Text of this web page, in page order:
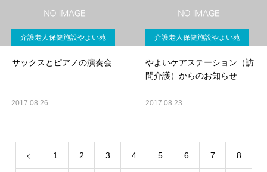
介護老人保健施設やよい苑
サックスとピアノの演奏会
2017.08.26
介護老人保健施設やよい苑
やよいケアステーション（訪
問介護）からのお知らせ
2017.08.23
1 2 3 4 5 6 7 8